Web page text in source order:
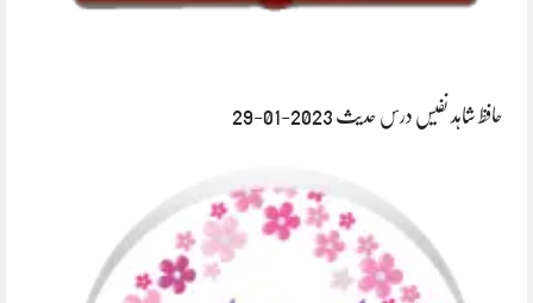
حافظ شاہد نفیس درس حدیث 2023-01-29